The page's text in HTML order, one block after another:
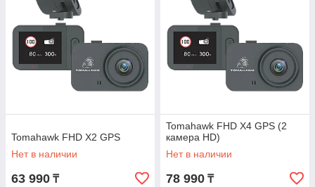
Tomahawk FHD X2 GPS
Нет в наличии
63 990 ₸
Tomahawk FHD X4 GPS (2
камера HD)
Нет в наличии
78 990 ₸